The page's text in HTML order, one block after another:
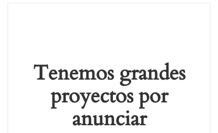
Tenemos grandes
proyectos por
anunciar